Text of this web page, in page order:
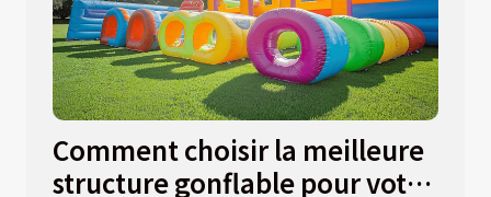
Comment choisir la meilleure
structure gonflable pour votre